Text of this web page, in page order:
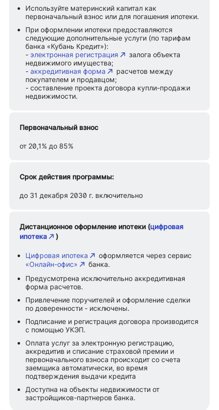
Используйте материнский капитал как
первоначальный взнос или для погашения ипотеки.
При оформлении ипотеки предоставляются
следующие дополнительные услуги (по тарифам
банка «Кубань Кредит»):
-электронная регистрация
залога объекта
недвижимого имущества;
-аккредитивная форма
расчетов между
покупателем и продавцом;
- составление проекта договора купли-продажи
недвижимости.
Первоначальный взнос
от 20,1% до 85%
Срок действия программы:
до 31 декабря 2030 г. включительно
Дистанционное оформление ипотеки (цифровая
ипотека
)
Цифровая ипотека
оформляется через сервис
«Онлайн-офис»
банка.
Предусмотрена исключительно аккредитивная
форма расчетов.
Привлечение поручителей и оформление сделки
по доверенности - исключены.
Подписание и регистрация договора производится
с помощью УКЭП.
Оплата услуг за электронную регистрацию,
аккредитив и списание страховой премии и
первоначального взноса происходит со счета
заемщика автоматически, во время
подтверждения выдачи кредита
Доступна на объекты недвижимости от
застройщиков-партнеров банка.